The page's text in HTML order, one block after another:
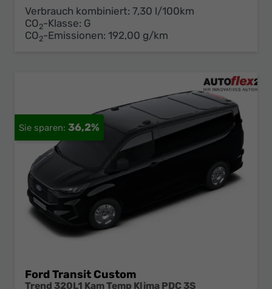
Verbrauch kombiniert: 7,30 l/100km
CO2-Klasse: G
CO2-Emissionen: 192,00 g/km
36,2%
Ford Transit Custom
Trend 320L1 Kam Temp Klima PDC 3S